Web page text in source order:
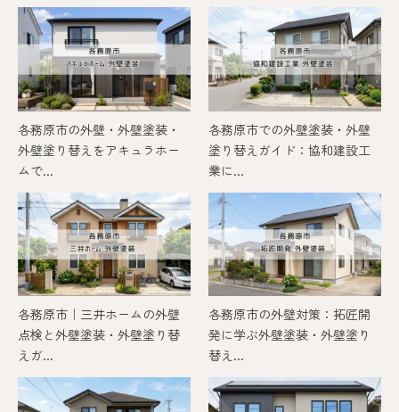
各務原市の外壁・外壁塗装・
外壁塗り替えをアキュラホー
ムで...
各務原市での外壁塗装・外壁
塗り替えガイド：協和建設工
業に...
各務原市｜三井ホームの外壁
点検と外壁塗装・外壁塗り替
えガ...
各務原市の外壁対策：拓匠開
発に学ぶ外壁塗装・外壁塗り
替え...